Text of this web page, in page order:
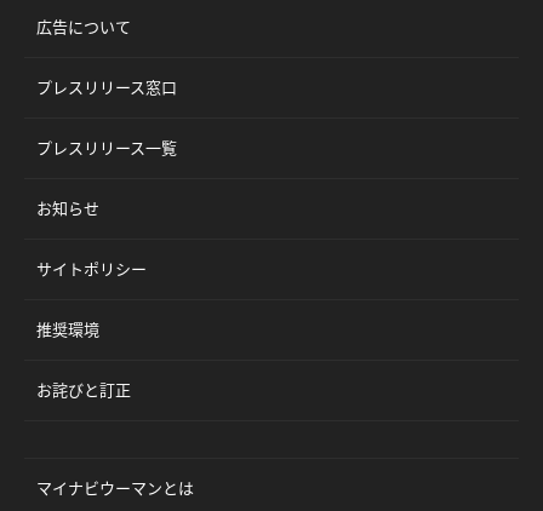
広告について
プレスリリース窓口
プレスリリース一覧
お知らせ
サイトポリシー
推奨環境
お詫びと訂正
マイナビウーマンとは